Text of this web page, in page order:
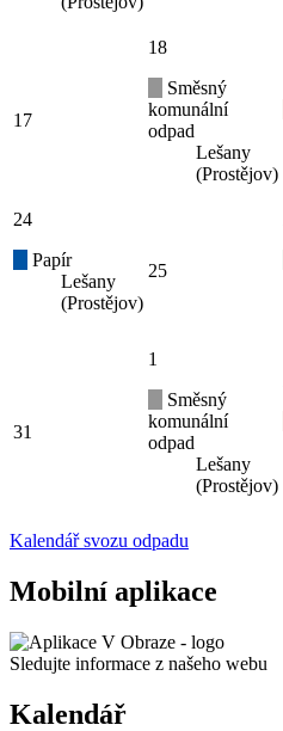
17
18
Směsný
komunální
odpad
Lešany
(Prostějov)
24
Papír
Lešany
(Prostějov)
25
31
1
Směsný
komunální
odpad
Lešany
(Prostějov)
Kalendář svozu odpadu
Mobilní aplikace
Sledujte informace z našeho webu
Kalendář